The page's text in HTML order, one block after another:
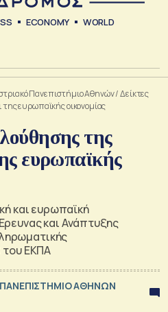
ECONOMY WORLD
Πανεπιστήμιο Αθηνών/Δείκτες
ευρωπαϊκής οικονομίας
της
ευρωπαϊκής
και ευρωπαϊκή
και Ανάπτυξης
του ΕΚΠΑ
ΠΑΝΕΠΙΣΤΗΜΙΟ ΑΘΗΝΩΝ